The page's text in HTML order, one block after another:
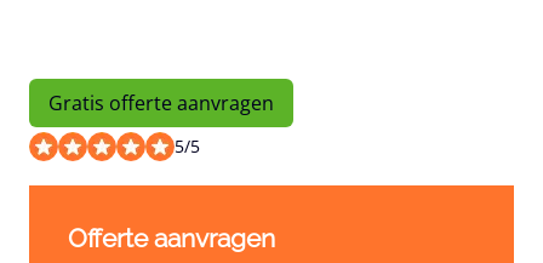
Gratis offerte aanvragen
5/5
Offerte aanvragen